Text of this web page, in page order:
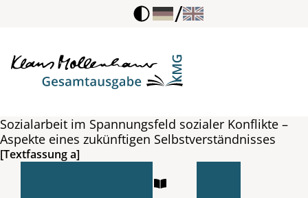
/
Sozialarbeit im Spannungsfeld sozialer Konflikte –
Aspekte eines zukünftigen Selbstverständnisses
[Textfassung a]